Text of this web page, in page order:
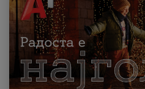
МК EN SQ
Приватни Деловни